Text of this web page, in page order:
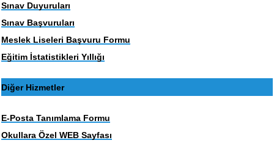
Sınav Duyuruları
Sınav Başvuruları
Meslek Liseleri Başvuru Formu
Eğitim İstatistikleri Yıllığı
Diğer Hizmetler
E-Posta Tanımlama Formu
Okullara Özel WEB Sayfası